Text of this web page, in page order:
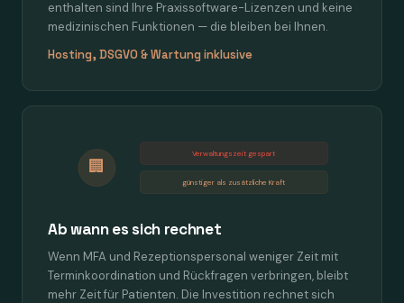
enthalten sind Ihre Praxissoftware-Lizenzen und keine
medizinischen Funktionen — die bleiben bei Ihnen.
Hosting, DSGVO & Wartung inklusive
🏢
Verwaltungszeit gespart
günstiger als zusätzliche Kraft
Ab wann es sich rechnet
Wenn MFA und Rezeptionspersonal weniger Zeit mit
Terminkoordination und Rückfragen verbringen, bleibt
mehr Zeit für Patienten. Die Investition rechnet sich